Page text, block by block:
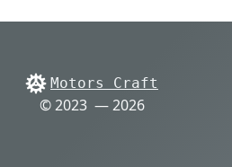
Motors Craft
© 2023 — 2026